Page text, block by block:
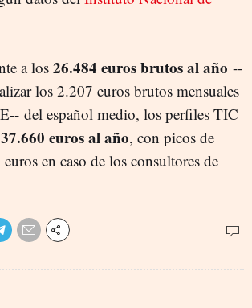
a los 26.484 euros brutos al año --
los 2.207 euros brutos mensuales
del español medio, los perfiles TIC
37.660 euros al año, con picos de
en caso de los consultores de